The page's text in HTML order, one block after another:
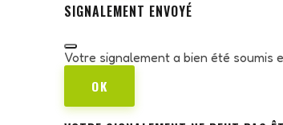
SIGNALEMENT ENVOYÉ
Votre signalement a bien été soumis
OK